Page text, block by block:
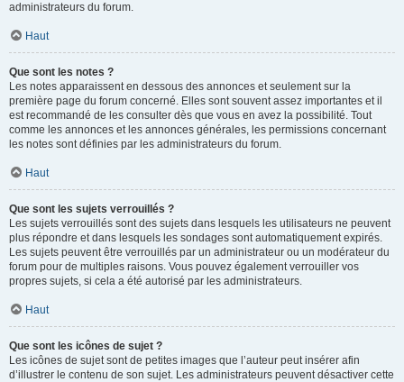
administrateurs du forum.
Haut
Que sont les notes ?
Les notes apparaissent en dessous des annonces et seulement sur la
première page du forum concerné. Elles sont souvent assez importantes et il
est recommandé de les consulter dès que vous en avez la possibilité. Tout
comme les annonces et les annonces générales, les permissions concernant
les notes sont définies par les administrateurs du forum.
Haut
Que sont les sujets verrouillés ?
Les sujets verrouillés sont des sujets dans lesquels les utilisateurs ne peuvent
plus répondre et dans lesquels les sondages sont automatiquement expirés.
Les sujets peuvent être verrouillés par un administrateur ou un modérateur du
forum pour de multiples raisons. Vous pouvez également verrouiller vos
propres sujets, si cela a été autorisé par les administrateurs.
Haut
Que sont les icônes de sujet ?
Les icônes de sujet sont de petites images que l’auteur peut insérer afin
d’illustrer le contenu de son sujet. Les administrateurs peuvent désactiver cette